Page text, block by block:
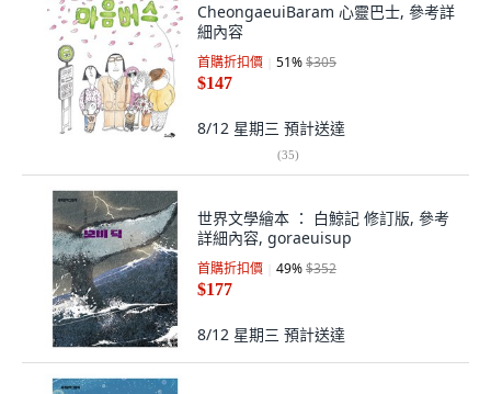
CheongaeuiBaram 心靈巴士, 參考詳
細內容
首購折扣價 51%$305
$147
8/12 星期三 預計送達
(35)
世界文學繪本 ： 白鯨記 修訂版, 參考
詳細內容, goraeuisup
首購折扣價 49%$352
$177
8/12 星期三 預計送達